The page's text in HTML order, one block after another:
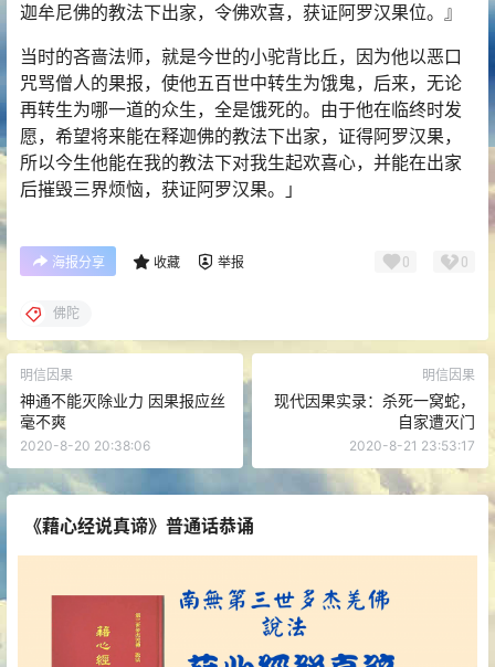
迦牟尼佛的教法下出家，令佛欢喜，获证阿罗汉果位。』
当时的吝啬法师，就是今世的小驼背比丘，因为他以恶口
咒骂僧人的果报，使他五百世中转生为饿鬼，后来，无论
再转生为哪一道的众生，全是饿死的。由于他在临终时发
愿，希望将来能在释迦佛的教法下出家，证得阿罗汉果，
所以今生他能在我的教法下对我生起欢喜心，并能在出家
后摧毁三界烦恼，获证阿罗汉果。」
海报分享 收藏 举报 0 0
佛陀
明信因果
神通不能灭除业力 因果报应丝
毫不爽
2020-8-20 20:38:06
明信因果
现代因果实录：杀死一窝蛇，
自家遭灭门
2020-8-21 23:53:17
《藉心经说真谛》普通话恭诵